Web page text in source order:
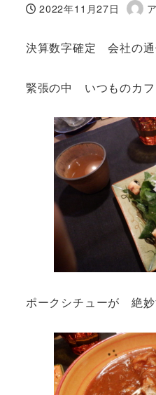
投稿日
2022年11月27日
著
決算数字確定 会社の
緊張の中 いつものカフ
ポークシチューが 絶妙